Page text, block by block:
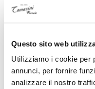
Questo sito web
Utilizziamo i cookie per
annunci, per fornire
analizzare il nostro